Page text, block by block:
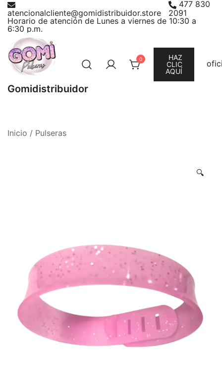
Saltar
contenido
atencionalcliente@gomidistribuidor.store
477 830
2091
Horario de atención de Lunes a viernes de 10:30 a
6:30 p.m.
Gomidistribuidor
0
HAZ
CLIC
AQUÍ
Inicio / Pulseras
🔍